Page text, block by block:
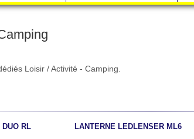
Loisir / Activité - Camping.
RL LANTERNE LEDLENSER ML6